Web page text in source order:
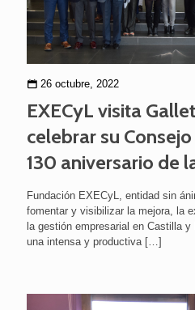
26 octubre, 2022
EXECyL visita
celebrar su
130 aniversario de
Fundación EXECyL, entidad sin
fomentar y visibilizar la mejora, la
la gestión empresarial en Castilla
una intensa y productiva[…]